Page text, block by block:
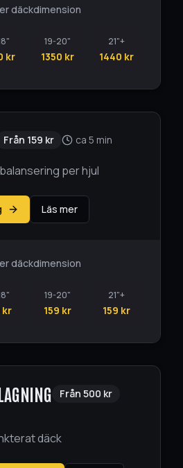
däckdimension
kr
19-20"
1350 kr
21"+
1440 kr
Från 159 kr ca 5 min
per hjul
Läs mer
däckdimension
kr
19-20"
159 kr
21"+
159 kr
Från 500 kr
däck